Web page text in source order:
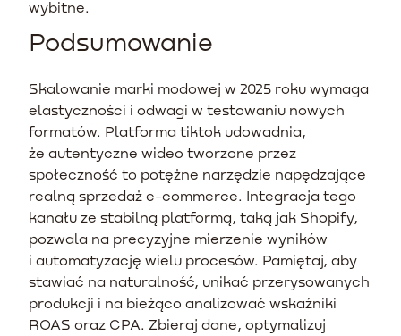
wybitne.
Podsumowanie
Skalowanie marki modowej w 2025 roku wymaga
elastyczności i odwagi w testowaniu nowych
formatów. Platforma tiktok udowadnia,
że autentyczne wideo tworzone przez
społeczność to potężne narzędzie napędzające
realną sprzedaż e-commerce. Integracja tego
kanału ze stabilną platformą, taką jak Shopify,
pozwala na precyzyjne mierzenie wyników
i automatyzację wielu procesów. Pamiętaj, aby
stawiać na naturalność, unikać przerysowanych
produkcji i na bieżąco analizować wskaźniki
ROAS oraz CPA. Zbieraj dane, optymalizuj